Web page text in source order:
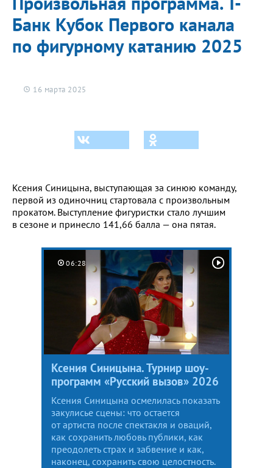
Банк Кубок Первого канала
по фигурному катанию 2025
16 марта 2025
Ксения Синицына, выступающая за синюю команду,
первой из одиночниц стартовала с произвольным
прокатом. Выступление фигуристки стало лучшим
в сезоне и принесло 141,66 балла — она пятая.
06:28
Ксения Синицына. Турнир шоу-
программ «Русский вызов» 2026
Ксения Синицына осмелилась показать
закулисье сцены: что остается
от артиста после спектакля и оваций,
как сохранить любовь публики, как
преодолеть страх и забвение и как,
наконец, сохранить свою целостность.